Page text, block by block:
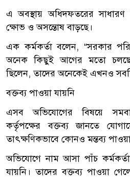
এ অবস্থায় অধিদফতরের সাধারণ
ক্ষোভ ও অসন্তোষ বাড়ছে।
এক কর্মকর্তা বলেন, “সরকার
অনেক কিছুই আগের মতো
ছিলেন, তাদের অনেকেই এখনও
বক্তব্য পাওয়া যায়নি
এসব অভিযোগের বিষয়ে
কর্তৃপক্ষের বক্তব্য জানতে
তাৎক্ষণিকভাবে কোনও মন্তব্য
অভিযোগে নাম আসা পাঁচ
যায়নি। তাদের বক্তব্য পাওয়া